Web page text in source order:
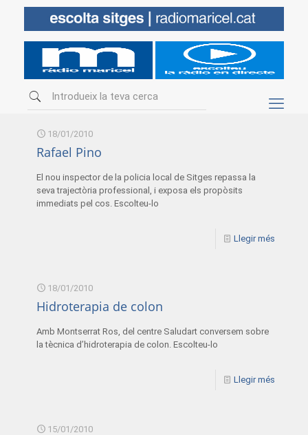
18/01/2010
Rafael Pino
El nou inspector de la policia local de Sitges repassa la
seva trajectòria professional, i exposa els propòsits
immediats pel cos. Escolteu-lo
Llegir més
18/01/2010
Hidroterapia de colon
Amb Montserrat Ros, del centre Saludart conversem sobre
la tècnica d’hidroterapia de colon. Escolteu-lo
Llegir més
15/01/2010